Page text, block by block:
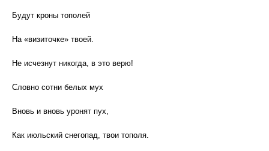
Будут кроны тополей
На «визиточке» твоей.
Не исчезнут никогда, в это верю!
Словно сотни белых мух
Вновь и вновь уронят пух,
Как июльский снегопад, твои тополя.